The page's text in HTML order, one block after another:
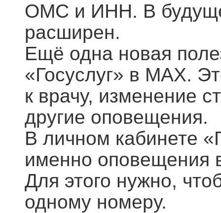
ОМС и ИНН. В
расширен.
Ещё одна новая
«Госуслуг» в MAX.
к врачу, изменение
другие оповещения.
В личном кабинете
именно оповещения
Для этого нужно,
одному номеру.